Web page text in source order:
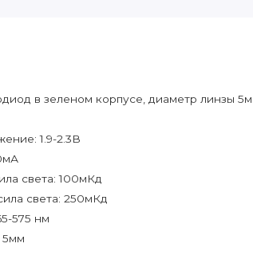
в зеленом корпусе, диаметр линзы
1.9-2.3В
света: 100мКд
света: 250мКд
575 нм
5мм